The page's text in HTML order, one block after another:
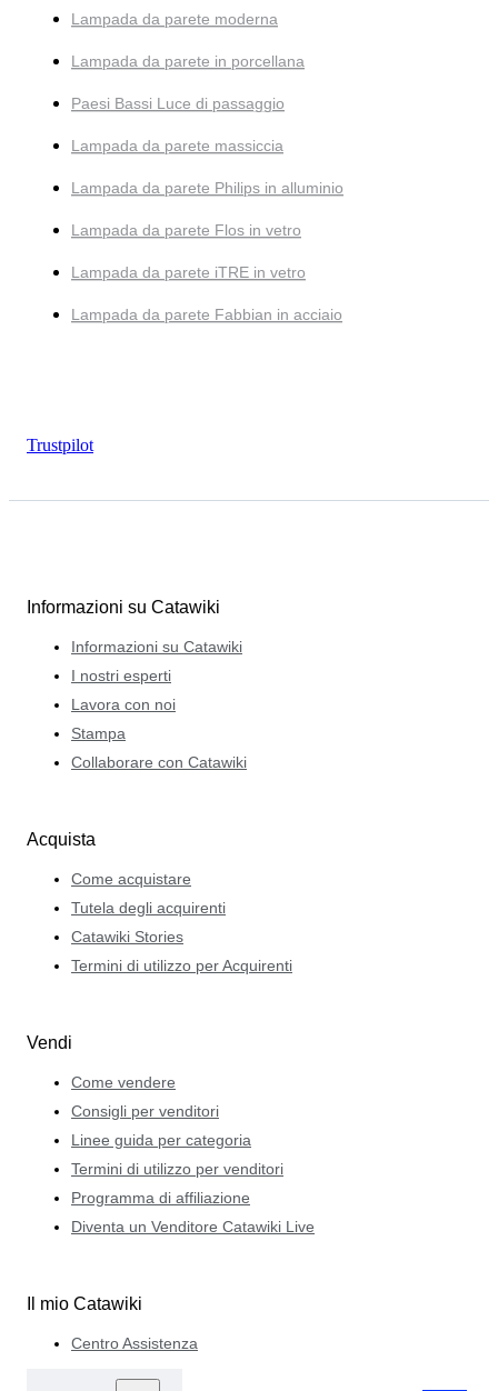
Lampada da parete moderna
Lampada da parete in porcellana
Paesi Bassi Luce di passaggio
Lampada da parete massiccia
Lampada da parete Philips in alluminio
Lampada da parete Flos in vetro
Lampada da parete iTRE in vetro
Lampada da parete Fabbian in acciaio
Trustpilot
Informazioni su Catawiki
Informazioni su Catawiki
I nostri esperti
Lavora con noi
Stampa
Collaborare con Catawiki
Acquista
Come acquistare
Tutela degli acquirenti
Catawiki Stories
Termini di utilizzo per Acquirenti
Vendi
Come vendere
Consigli per venditori
Linee guida per categoria
Termini di utilizzo per venditori
Programma di affiliazione
Diventa un Venditore Catawiki Live
Il mio Catawiki
Centro Assistenza